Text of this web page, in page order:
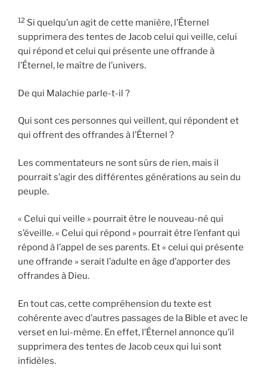
12 Si quelqu’un agit de cette manière, l’Éternel
supprimera des tentes de Jacob celui qui veille, celui
qui répond et celui qui présente une offrande à
l’Éternel, le maître de l’univers.
De qui Malachie parle-t-il ?
Qui sont ces personnes qui veillent, qui répondent et
qui offrent des offrandes à l’Éternel ?
Les commentateurs ne sont sûrs de rien, mais il
pourrait s’agir des différentes générations au sein du
peuple.
« Celui qui veille » pourrait être le nouveau-né qui
s’éveille. « Celui qui répond » pourrait être l’enfant qui
répond à l’appel de ses parents. Et « celui qui présente
une offrande » serait l’adulte en âge d’apporter des
offrandes à Dieu.
En tout cas, cette compréhension du texte est
cohérente avec d’autres passages de la Bible et avec le
verset en lui-même. En effet, l’Éternel annonce qu’il
supprimera des tentes de Jacob ceux qui lui sont
infidèles.